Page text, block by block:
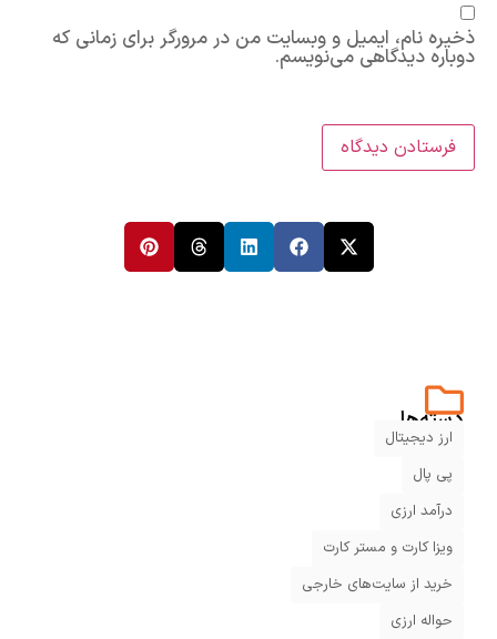
ذخیره نام، ایمیل و وبسایت من در مرورگر برای زمانی که
دوباره دیدگاهی می‌نویسم.
دسته‌ها
ارز دیجیتال
پی پال
درآمد ارزی
ویزا کارت و مستر کارت
خرید از سایت‌های خارجی
حواله ارزی